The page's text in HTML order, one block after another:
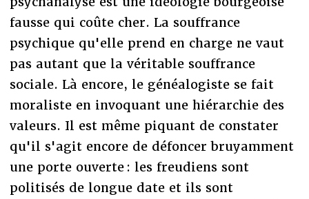
fausse qui coûte cher. La souffrance
psychique qu'elle prend en charge ne vaut
pas autant que la véritable souffrance
sociale. Là encore, le généalogiste se fait
moraliste en invoquant une hiérarchie des
valeurs. Il est même piquant de constater
qu'il s'agit encore de défoncer bruyamment
une porte ouverte : les freudiens sont
politisés de longue date et ils sont